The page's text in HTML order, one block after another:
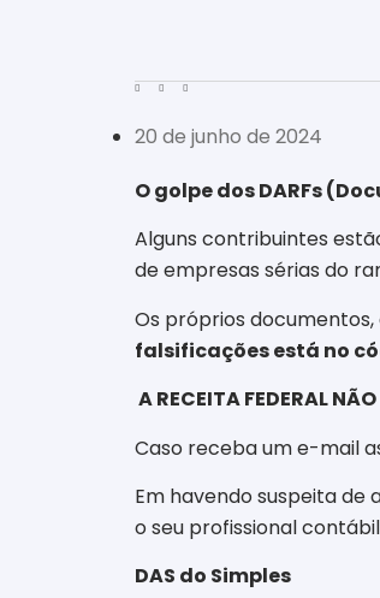
20 de junho de 2024
O golpe dos DARFs
Alguns contribuintes
de empresas sérias do
Os próprios
falsificações está no
A RECEITA FEDERAL
Caso receba um e-mail
Em havendo suspeita de
o seu profissional
DAS do Simples